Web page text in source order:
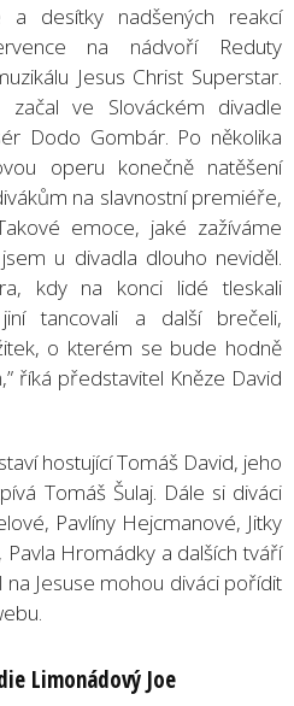
a desítky nadšených reakcí
na nádvoří Reduty
Jesus Christ Superstar.
ve Slováckém divadle
Dodo Gombár. Po několika
operu konečně natěšení
na slavnostní premiéře,
emoce, jaké zažíváme
u divadla dlouho neviděl.
kdy na konci lidé tleskali
tancovali a další brečeli,
o kterém se bude hodně
říká představitel Kněze David
hostující Tomáš David, jeho
Tomáš Šulaj. Dále si diváci
Pavlíny Hejcmanové, Jitky
Pavla Hromádky a dalších tváří
Jesuse mohou diváci pořídit
Limonádový Joe